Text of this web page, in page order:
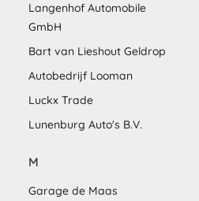
Langenhof Automobile
GmbH
Bart van Lieshout Geldrop
Autobedrijf Looman
Luckx Trade
Lunenburg Auto's B.V.
M
Garage de Maas